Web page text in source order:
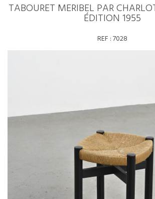
TABOURET MERIBEL PAR
ÉDITION 1955
REF :7028